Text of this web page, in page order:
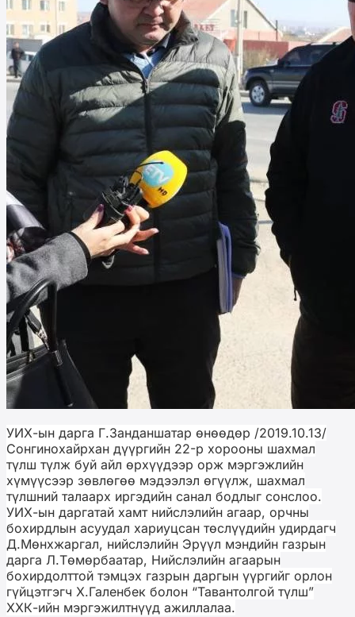
УИХ-ын дарга Г.Занданшатар өнөөдөр /2019.10.13/
Сонгинохайрхан дүүргийн 22-р хорооны шахмал
түлш түлж буй айл өрхүүдээр орж мэргэжлийн
хүмүүсээр зөвлөгөө мэдээлэл өгүүлж, шахмал
түлшний талаарх иргэдийн санал бодлыг сонслоо.
УИХ-ын даргатай хамт нийслэлийн агаар, орчны
бохирдлын асуудал хариуцсан төслүүдийн удирдагч
Д.Мөнхжаргал, нийслэлийн Эрүүл мэндийн газрын
дарга Л.Төмөрбаатар, Нийслэлийн агаарын
бохирдолттой тэмцэх газрын даргын үүргийг орлон
гүйцэтгэгч Х.Галенбек болон “Тавантолгой түлш”
ХХК-ийн мэргэжилтнүүд ажиллалаа.